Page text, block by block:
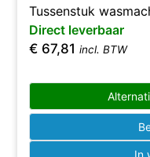
Tussenstuk
Direct leverbaar
€ 67,81 incl. BTW
In